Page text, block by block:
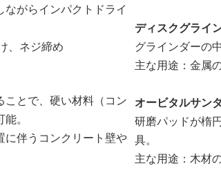
がらインパクトドライ
、ネジ締め
とで、硬い材料（コン
。
に伴うコンクリート壁や
ディスクグライ
グラインダーの
主な用途：金属
オービタルサン
研磨パッドが楕
具。
主な用途：木材